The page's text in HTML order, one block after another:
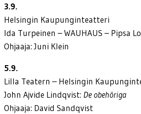
3.9.
Helsingin Kaupunginteatteri
Ida Turpeinen – WAUHAUS – Pipsa
Ohjaaja: Juni Klein
5.9.
Lilla Teatern – Helsingin
John Ajvide Lindqvist: De obehöriga
Ohjaaja: David Sandqvist